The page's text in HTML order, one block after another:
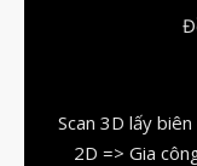
Scan 3D lấy
2D => Gia